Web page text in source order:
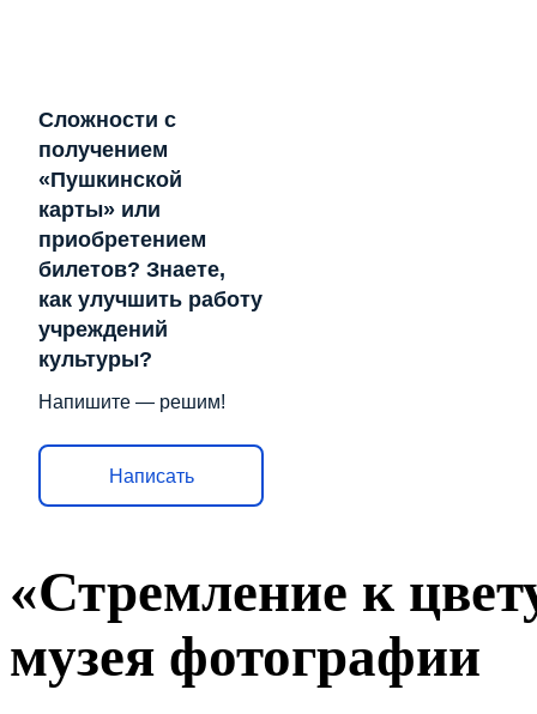
Сложности с
получением
«Пушкинской
карты» или
приобретением
билетов? Знаете,
как улучшить работу
учреждений
культуры?
Напишите — решим!
Написать
«Стремление к
музея фотографии